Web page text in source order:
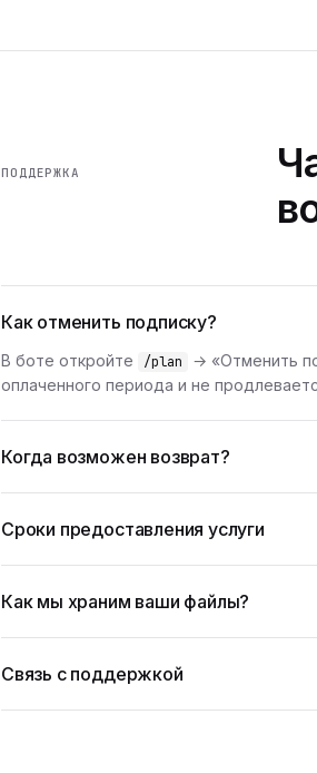
ПОДДЕРЖКА
Как отменить подписку?
В боте откройте /plan
→ «Отменить
оплаченного периода и не
Когда возможен возврат?
Сроки предоставления услуги
Как мы храним ваши файлы?
Связь с поддержкой